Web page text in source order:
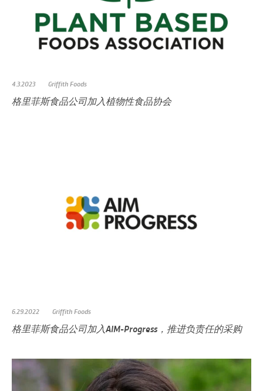
4.3.2023 Griffith Foods
格里菲斯食品公司加入植物性食品协会
6.29.2022 Griffith Foods
格里菲斯食品公司加入AIM-Progress，推进负责任的采购